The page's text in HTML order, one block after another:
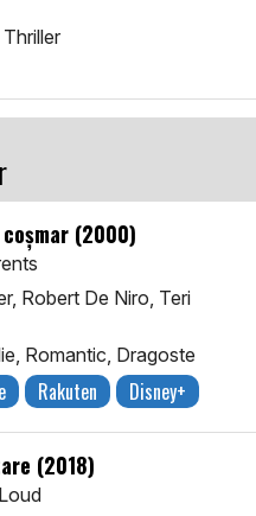
(2000)
Robert De Niro, Teri
Romantic, Dragoste
Rakuten Disney+
(2018)